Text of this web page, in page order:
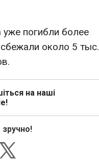
погибли более
около 5 тыс.
на наші